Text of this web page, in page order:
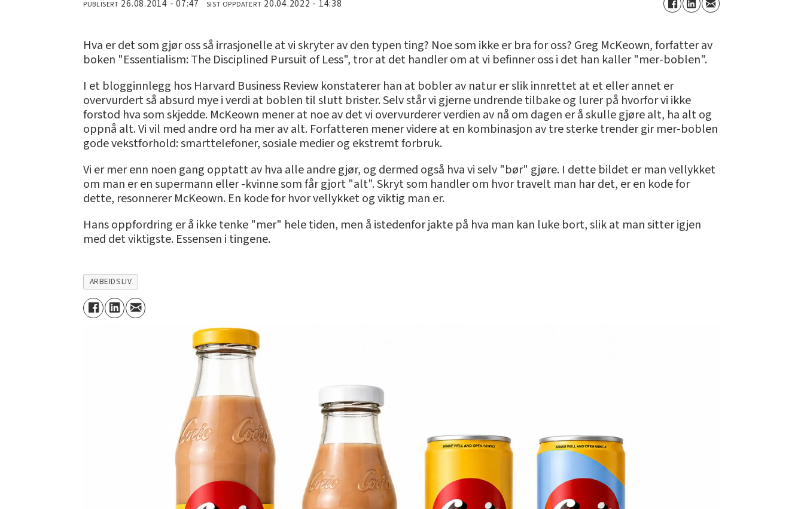
PUBLISERT 26.08.2014 - 07:47 SIST OPPDATERT 20.04.2022 - 14:38
Hva er det som gjør oss så irrasjonelle at vi skryter av den typen ting? Noe som ikke er bra for oss? Greg McKeown, forfatter av
boken "Essentialism: The Disciplined Pursuit of Less", tror at det handler om at vi befinner oss i det han kaller "mer-boblen".
I et blogginnlegg hos Harvard Business Review konstaterer han at bobler av natur er slik innrettet at et eller annet er
overvurdert så absurd mye i verdi at boblen til slutt brister. Selv står vi gjerne undrende tilbake og lurer på hvorfor vi ikke
forstod hva som skjedde. McKeown mener at noe av det vi overvurderer verdien av nå om dagen er å skulle gjøre alt, ha alt og
oppnå alt. Vi vil med andre ord ha mer av alt. Forfatteren mener videre at en kombinasjon av tre sterke trender gir mer-boblen
gode vekstforhold: smarttelefoner, sosiale medier og ekstremt forbruk.
Vi er mer enn noen gang opptatt av hva alle andre gjør, og dermed også hva vi selv "bør" gjøre. I dette bildet er man vellykket
om man er en supermann eller -kvinne som får gjort "alt". Skryt som handler om hvor travelt man har det, er en kode for
dette, resonnerer McKeown. En kode for hvor vellykket og viktig man er.
Hans oppfordring er å ikke tenke "mer" hele tiden, men å istedenfor jakte på hva man kan luke bort, slik at man sitter igjen
med det viktigste. Essensen i tingene.
ARBEIDSLIV